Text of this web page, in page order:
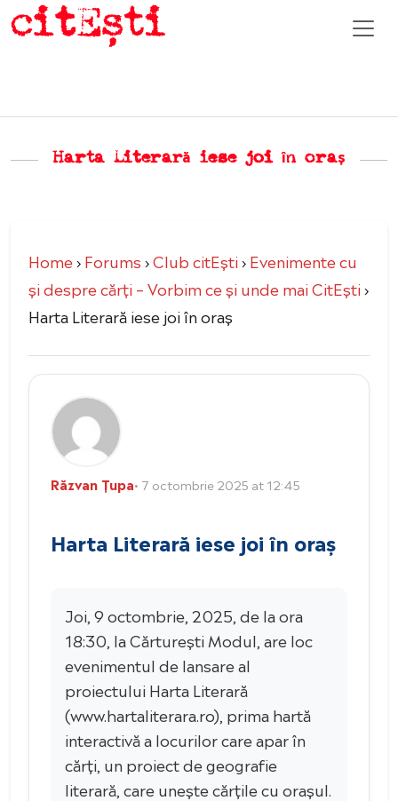
Harta Literară iese joi în oraș
Home›Forums›Club citEști›Evenimente cu
şi despre cărți – Vorbim ce şi unde mai CitEşti›
Harta Literară iese joi în oraș
Răzvan Țupa• 7 octombrie 2025 at 12:45
Harta Literară iese joi în oraș
Joi, 9 octombrie, 2025, de la ora
18:30, la Cărturești Modul, are loc
evenimentul de lansare al
proiectului Harta Literară
(www.hartaliterara.ro), prima hartă
interactivă a locurilor care apar în
cărți, un proiect de geografie
literară, care unește cărțile cu orașul.